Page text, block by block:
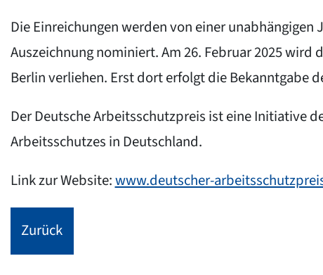
Die Einreichungen werden von einer
Auszeichnung nominiert. Am 26. Februar 2025
Berlin verliehen. Erst dort erfolgt die Bekanntgabe
Der Deutsche Arbeitsschutzpreis ist eine Initiative
Arbeitsschutzes in Deutschland.
Link zur Website:www.deutscher-
Zurück